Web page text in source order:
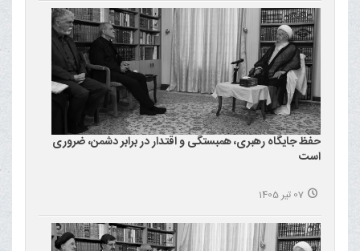
حفظ جایگاه رهبری، همبستگی و اقتدار در برابر دشمن، ضروری
است
07 تیر 1405